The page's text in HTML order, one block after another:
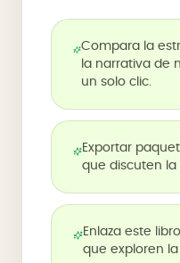
Compara la
la narrativa de
un solo clic.
Exportar
que discuten la
Enlaza este
que exploren